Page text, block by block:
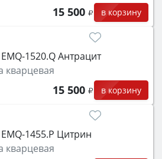
15 500 в корзину
EMQ-1520.Q Антрацит
кварцевая
15 500 в корзину
EMQ-1455.P Цитрин
кварцевая